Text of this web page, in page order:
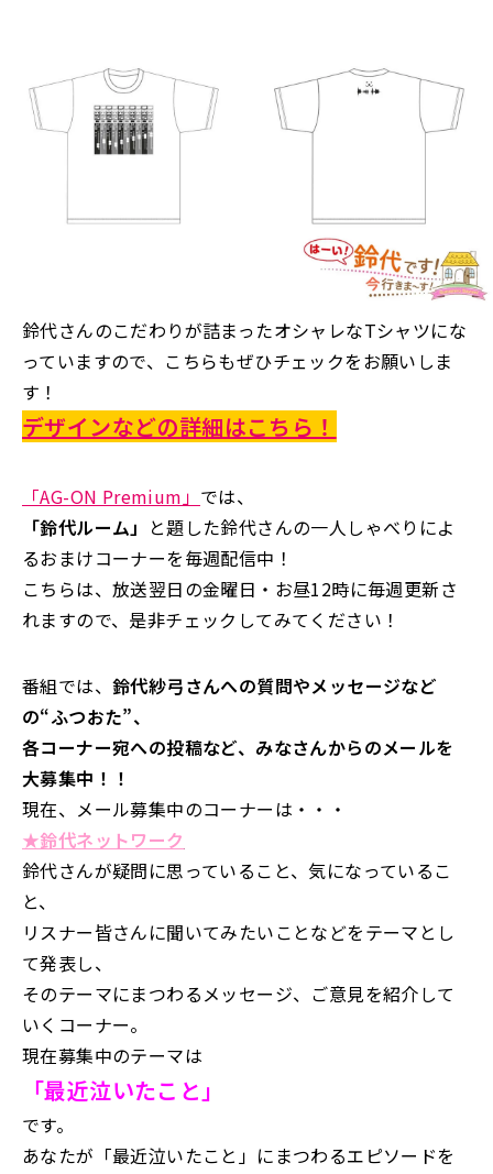
鈴代さんのこだわりが詰まったオシャレなTシャツにな
っていますので、こちらもぜひチェックをお願いしま
す！
デザインなどの詳細はこちら！
「AG-ON Premium」 では、
「鈴代ルーム」 と題した鈴代さんの一人しゃべりによ
るおまけコーナーを毎週配信中！
こちらは、放送翌日の金曜日・お昼12時に毎週更新さ
れますので、是非チェックしてみてください！
番組では、 鈴代紗弓さんへの質問やメッセージなど
の“ふつおた”、
各コーナー宛への投稿など、みなさんからのメールを
大募集中！！
現在、メール募集中のコーナーは・・・
★鈴代ネットワーク
鈴代さんが疑問に思っていること、気になっているこ
と、
リスナー皆さんに聞いてみたいことなどをテーマとし
て発表し、
そのテーマにまつわるメッセージ、ご意見を紹介して
いくコーナー。
現在募集中のテーマは
「最近泣いたこと」
です。
あなたが「最近泣いたこと」にまつわるエピソードを